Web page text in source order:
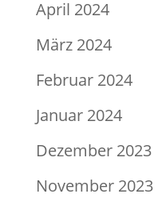
April 2024
März 2024
Februar 2024
Januar 2024
Dezember 2023
November 2023